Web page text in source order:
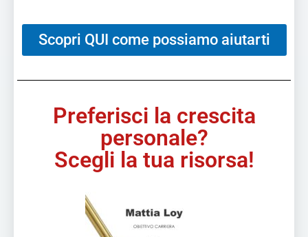
Scopri QUI come possiamo aiutarti
Preferisci la crescita
personale?
Scegli la tua risorsa!